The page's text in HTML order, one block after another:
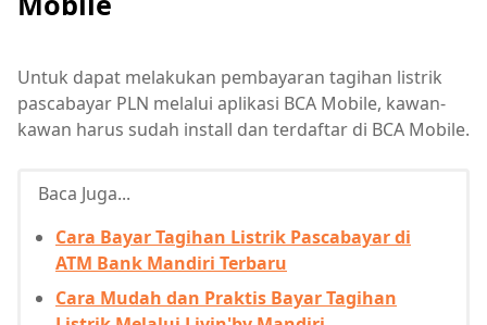
Untuk dapat melakukan pembayaran tagihan listrik
pascabayar PLN melalui aplikasi BCA Mobile, kawan-
kawan harus sudah install dan terdaftar di BCA Mobile.
Baca Juga...
Cara Bayar Tagihan Listrik Pascabayar di
ATM Bank Mandiri Terbaru
Cara Mudah dan Praktis Bayar Tagihan